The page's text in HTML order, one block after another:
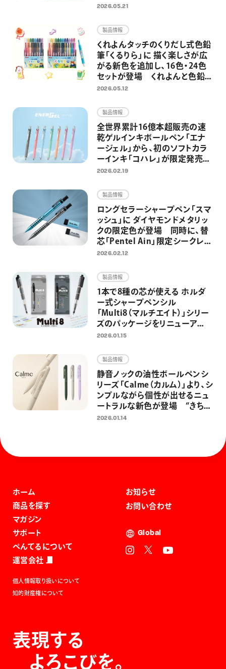
色・グラデーション表現がさらに
2026.05.21
製品情報
くれよんタッチのくりだし式色鉛
筆「くるりら」に 描く楽しさが広
がる新色を追加し、16色・24色
セットが登場 くれよんと色鉛筆
のいいとこどりで、のびのびと自
2026.05.12
製品情報
全世界累計16億本超販売の速
乾ゲルインキボールペン「エナ
ージェル」から、初のソフトカラ
ーインキ「コハレ」が限定発売
穏やかな色合いのカラーインキ
2026.02.19
製品情報
ロングセラーシャープペン「スマ
ッシュ」に ダイヤモンドメタリッ
クの限定色が登場 同時に、替
芯「Pentel Ain」限定シークレッ
ト企画第2弾を実施
2026.02.12
製品情報
1本で8種の芯が使える ホルダ
ー式シャープペンシル
「Multi8（マルチエイト）」シリー
ズのパッケージをリニューア
ル AI時代もアナログ筆記を欠
めのマルチペンとして再訴求
2026.01.15
製品情報
静音ノックの油性ボールペンシ
リーズ「Calme（カルム）」より、シ
ンプルながら個性が出せるニュ
ートラルな新色が登場 “きちん
と”見えて“カジュアル”に使える
2026.01.14
ホーム
商品を探す
マガジン
サポート
ぺんてるについて
運営会社
お知らせ
お問い合わせ
Global
個人情報取り扱いについて
知的財産権について
表現する
よろこびを。